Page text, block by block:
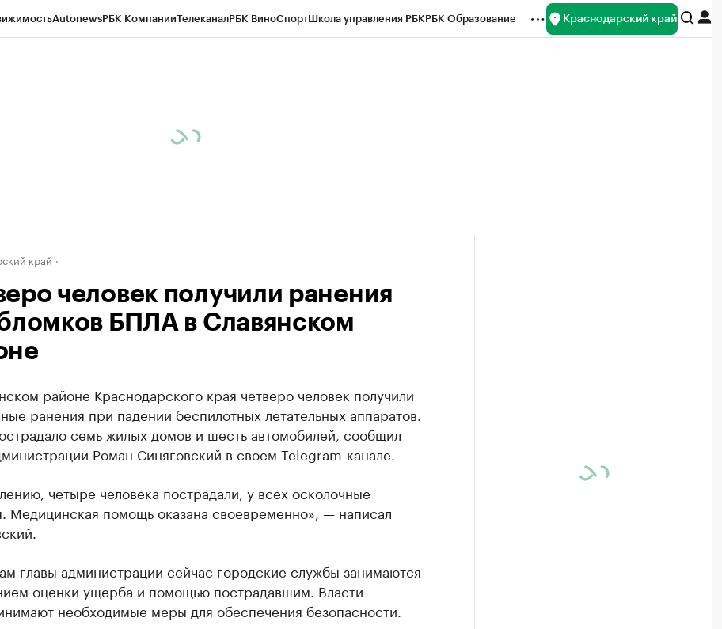
AutonewsРБК КомпанииТелеканалРБК ВиноСпортШкола управления РБКРБК Образование Краснодарский край
край
человек получили ранения
БПЛА в Славянском
районе Краснодарского края четверо человек получили
ранения при падении беспилотных летательных аппаратов.
семь жилых домов и шесть автомобилей, сообщил
Роман Синяговский в своем Telegram-канале.
четыре человека пострадали, у всех осколочные
Медицинская помощь оказана своевременно», — написал
главы администрации сейчас городские службы занимаются
оценки ущерба и помощью пострадавшим. Власти
необходимые меры для обеспечения безопасности.